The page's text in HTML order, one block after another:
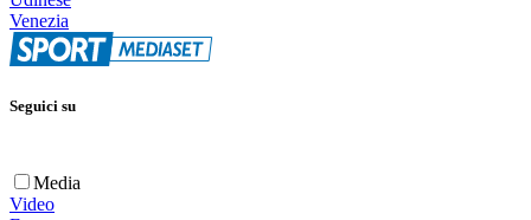
Venezia
Seguici su
Media
Video